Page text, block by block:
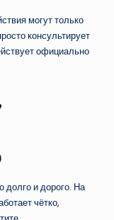
могут только
консультирует
официально
долго и дорого. На
чётко,